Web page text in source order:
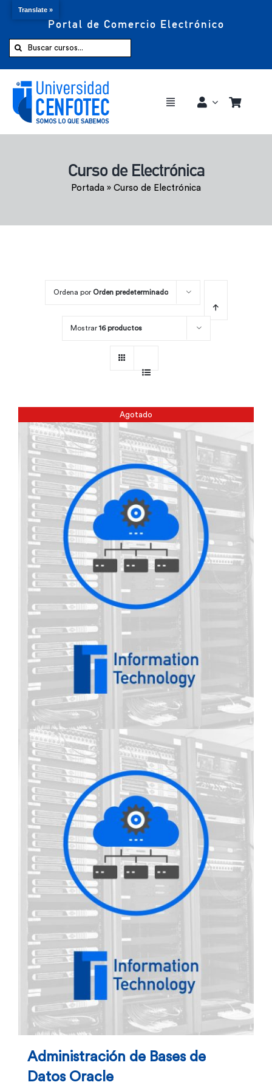
Portal de Comercio Electrónico
Buscar:
Toggle
Comprar ahora
Curso de Electrónica
Portada » Curso de Electrónica
Ordena por Orden predeterminado
Mostrar 16 productos
Agotado
Administración de Bases de
Datos Oracle
Translate »